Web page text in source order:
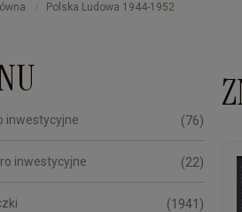
/ Polska Ludowa 1944-1952
inwestycyjne (76)
inwestycyjne (22)
(1941)